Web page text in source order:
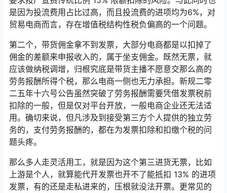
是因为投流费用占比过高，而且投流费的进项均为6%，对
贸易电商而言，存在增值税结构性税负偏高的一个问题。
第二个，带货佣金拿不到发票，大部分电商都是以扣掉了
佣金的差额来申报收入的，属于坐支佣金。既然无票，就
应该做纳税调增，归根究底是带货主播不愿意交那么高的
劳务报酬所得个税，那么电商一侧也无力承担。新规二零
二五年十六号公告虽然突破了劳务报酬需要凭借发票税前
扣除的一般，但是仅对平台开放，一般电商企业还无法适
用。确切来说，但凡涉及到接受第三方个人提供的独立劳
务的，支付劳务报酬的，都在为发票扣除和扣缴个税的问
题头疼。
那么多人走灵活用工，就是因为这个第三进货无票，比如
上游是个人，就算能代开发票也开不了能抵扣 13% 的进项
发票，有的还是走私进来的，压根就没法开票。更常见的